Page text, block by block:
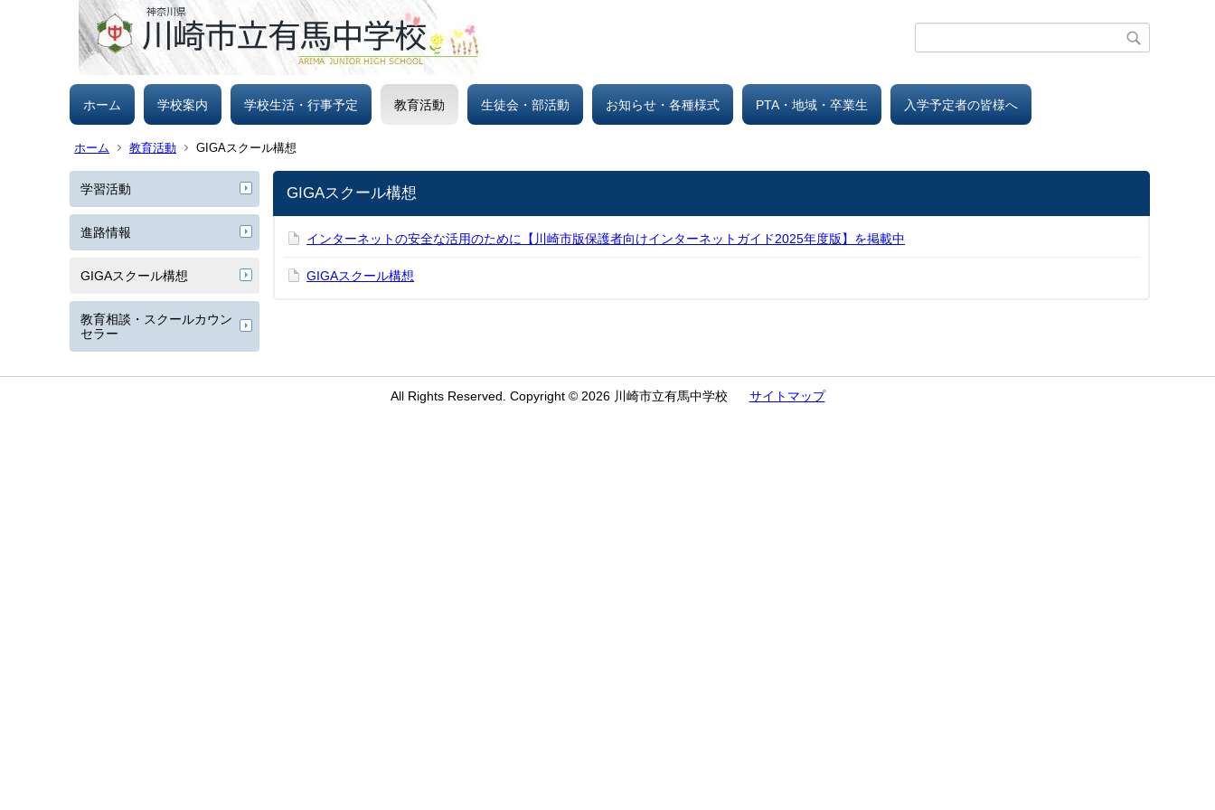
ホーム 学校案内 学校生活・行事予定 教育活動 生徒会・部活動 お知らせ・各種様式 PTA・地域・卒業生 入学予定者の皆様へ
ホーム 教育活動 GIGAスクール構想
学習活動
進路情報
GIGAスクール構想
教育相談・スクールカウン
セラー
GIGAスクール構想
インターネットの安全な活用のために【川崎市版保護者向けインターネットガイド2025年度版】を掲載中
GIGAスクール構想
All Rights Reserved. Copyright © 2026 川崎市立有馬中学校 サイトマップ